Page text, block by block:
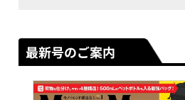
最新号のご案内